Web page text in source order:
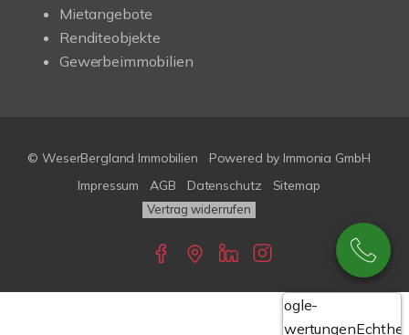
Mietangebote
Renditeobjekte
Gewerbeimmobilien
© WeserBergland Immobilien Powered by Immonia GmbH
Impressum
AGB Datenschutz Sitemap
Vertrag widerrufen
Google-
Bewertungen